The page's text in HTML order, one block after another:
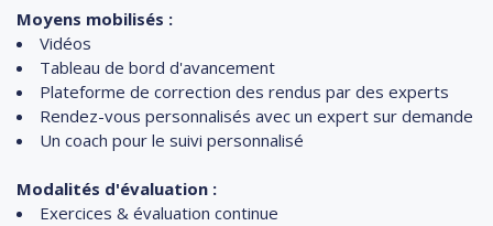
Moyens mobilisés :
Vidéos
Tableau de bord d'avancement
Plateforme de correction des rendus par des experts
Rendez-vous personnalisés avec un expert sur demande
Un coach pour le suivi personnalisé
Modalités d'évaluation :
Exercices & évaluation continue